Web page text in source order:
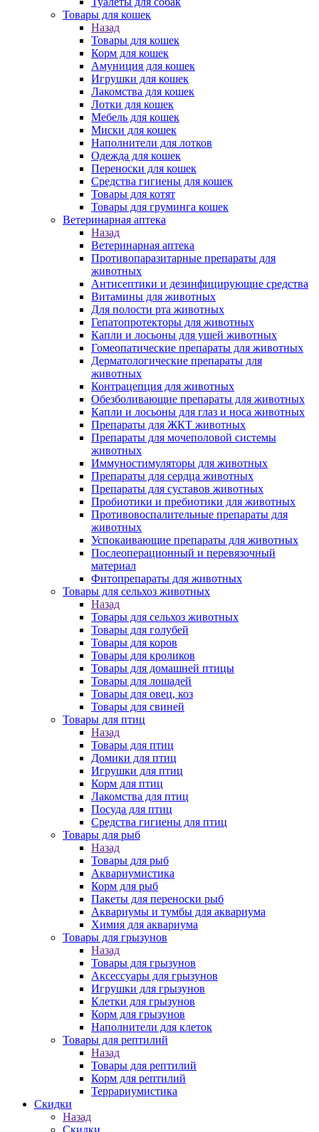
Товары для кошек
Назад
Товары для кошек
Корм для кошек
Амуниция для кошек
Игрушки для кошек
Лакомства для кошек
Лотки для кошек
Мебель для кошек
Миски для кошек
Наполнители для лотков
Одежда для кошек
Переноски для кошек
Средства гигиены для кошек
Товары для котят
Товары для груминга кошек
Ветеринарная аптека
Назад
Ветеринарная аптека
Противопаразитарные препараты для
животных
Антисептики и дезинфицирующие средства
Витамины для животных
Для полости рта животных
Гепатопротекторы для животных
Капли и лосьоны для ушей животных
Гомеопатические препараты для животных
Дерматологические препараты для
животных
Контрацепция для животных
Обезболивающие препараты для животных
Капли и лосьоны для глаз и носа животных
Препараты для ЖКТ животных
Препараты для мочеполовой системы
животных
Иммуностимуляторы для животных
Препараты для сердца животных
Препараты для суставов животных
Пробиотики и пребиотики для животных
Противовоспалительные препараты для
животных
Успокаивающие препараты для животных
Послеоперационный и перевязочный
материал
Фитопрепараты для животных
Товары для сельхоз животных
Назад
Товары для сельхоз животных
Товары для голубей
Товары для коров
Товары для кроликов
Товары для домашней птицы
Товары для лошадей
Товары для овец, коз
Товары для свиней
Товары для птиц
Назад
Товары для птиц
Домики для птиц
Игрушки для птиц
Корм для птиц
Лакомства для птиц
Посуда для птиц
Средства гигиены для птиц
Товары для рыб
Назад
Товары для рыб
Аквариумистика
Корм для рыб
Пакеты для переноски рыб
Аквариумы и тумбы для аквариума
Химия для аквариума
Товары для грызунов
Назад
Товары для грызунов
Аксессуары для грызунов
Игрушки для грызунов
Клетки для грызунов
Корм для грызунов
Наполнители для клеток
Товары для рептилий
Назад
Товары для рептилий
Корм для рептилий
Террариумистика
Скидки
Назад
Скидки